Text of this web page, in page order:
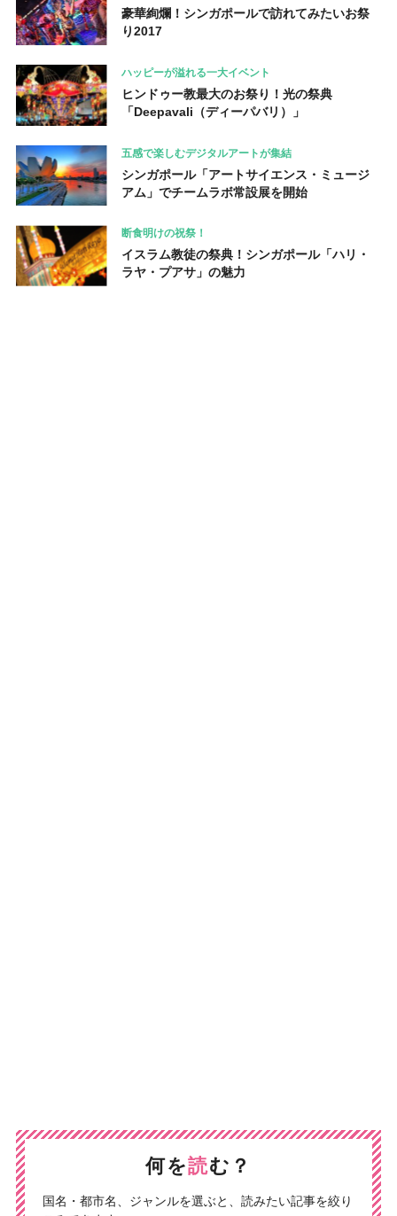
豪華絢爛！シンガポールで訪れてみたいお祭
り2017
ハッピーが溢れる一大イベント
ヒンドゥー教最大のお祭り！光の祭典
「Deepavali（ディーパバリ）」
五感で楽しむデジタルアートが集結
シンガポール「アートサイエンス・ミュージ
アム」でチームラボ常設展を開始
断食明けの祝祭！
イスラム教徒の祭典！シンガポール「ハリ・
ラヤ・プアサ」の魅力
何を読む？
国名・都市名、ジャンルを選ぶと、読みたい記事を絞り